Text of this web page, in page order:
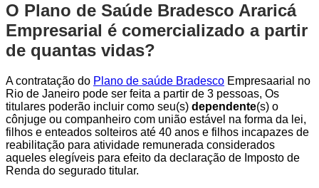
O Plano de Saúde Bradesco Araricá
Empresarial é comercializado a partir
de quantas vidas?
A contratação do Plano de saúde Bradesco Empresaarial no
Rio de Janeiro pode ser feita a partir de 3 pessoas, Os
titulares poderão incluir como seu(s) dependente(s) o
cônjuge ou companheiro com união estável na forma da lei,
filhos e enteados solteiros até 40 anos e filhos incapazes de
reabilitação para atividade remunerada considerados
aqueles elegíveis para efeito da declaração de Imposto de
Renda do segurado titular.